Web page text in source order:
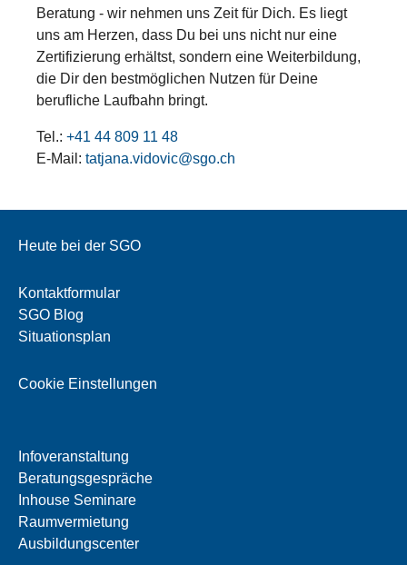
Beratung - wir nehmen uns Zeit für Dich. Es liegt
uns am Herzen, dass Du bei uns nicht nur eine
Zertifizierung erhältst, sondern eine Weiterbildung,
die Dir den bestmöglichen Nutzen für Deine
berufliche Laufbahn bringt.
Tel.: +41 44 809 11 48
E-Mail: tatjana.vidovic@sgo.ch
Heute bei der SGO
Kontaktformular
SGO Blog
Situationsplan
Cookie Einstellungen
Infoveranstaltung
Beratungsgespräche
Inhouse Seminare
Raumvermietung
Ausbildungscenter